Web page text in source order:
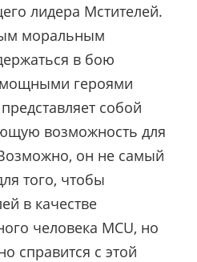
лидера Мстителей.
моральным
в бою
мощными героями
собой
возможность для
он не самый
того, чтобы
в качестве
человека MCU, но
справится с этой